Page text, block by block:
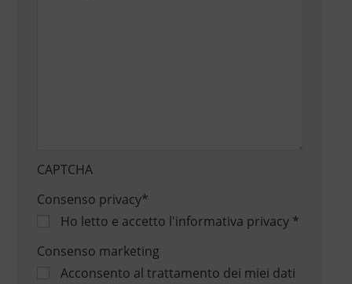
CAPTCHA
Consenso privacy*
Ho letto e accetto l'informativa privacy*
Consenso marketing
Acconsento al trattamento dei miei dati